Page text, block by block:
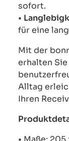
sofort.
•
für eine
Mit der
erhalten
Alltag
Ihren